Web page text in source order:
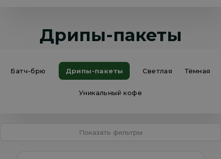
Дрипы-пакеты
Батч-брю Дрипы-пакеты Светлая Тёмная
Уникальный кофе
Показать фильтры